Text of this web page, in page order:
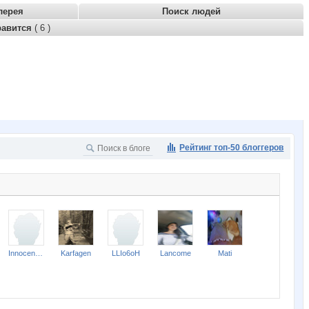
Поиск людей
( 6 )
Рейтинг топ-50 блоггеров
Karfagen LLIo6oH Lancome Mati